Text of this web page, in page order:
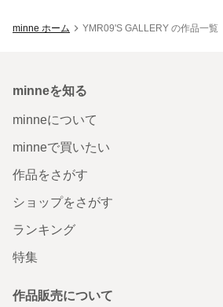
minne ホーム YMR09'S GALLERY の作品一覧
minneを知る
minneについて
minneで買いたい
作品をさがす
ショップをさがす
ランキング
特集
作品販売について